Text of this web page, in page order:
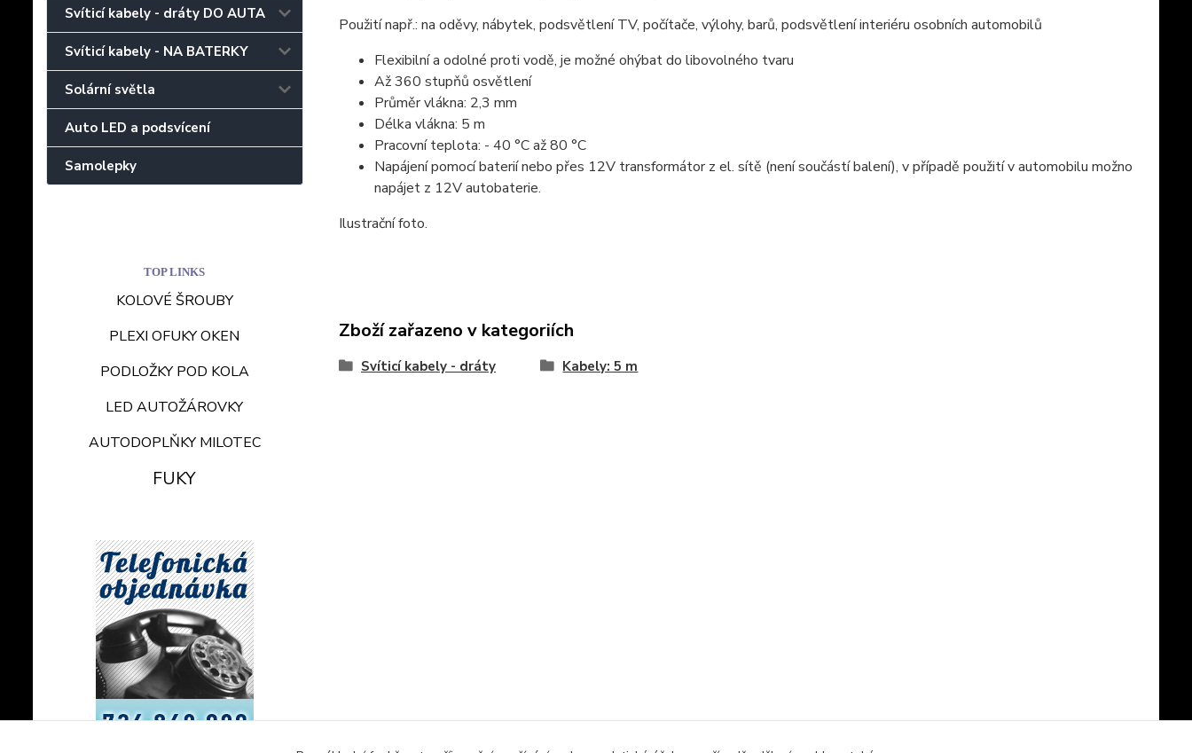
Svíticí kabely - dráty DO AUTA
Svíticí kabely - NA BATERKY
Solární světla
Auto LED a podsvícení
Samolepky
TOP LINKS
KOLOVÉ ŠROUBY
PLEXI OFUKY OKEN
PODLOŽKY POD KOLA
LED AUTOŽÁROVKY
AUTODOPLŇKY MILOTEC
FUKY
Použití např.: na oděvy, nábytek, podsvětlení TV, počítače, výlohy, barů, podsvětlení interiéru osobních automobilů
Flexibilní a odolné proti vodě, je možné ohýbat do libovolného tvaru
Až 360 stupňů osvětlení
Průměr vlákna: 2,3 mm
Délka vlákna: 5 m
Pracovní teplota: - 40 °C až 80 °C
Napájení pomocí baterií nebo přes 12V transformátor z el. sítě (není součástí balení), v případě použití v automobilu možno
napájet z 12V autobaterie.
Ilustrační foto.
Zboží zařazeno v kategoriích
Svíticí kabely - dráty Kabely: 5 m